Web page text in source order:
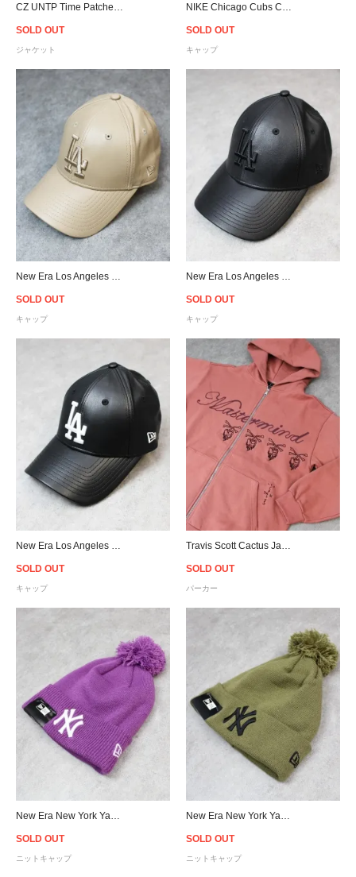
SOLD OUT
ジャケット
SOLD OUT
キャップ
SOLD OUT
キャップ
SOLD OUT
キャップ
SOLD OUT
キャップ
SOLD OUT
パーカー
SOLD OUT
ニットキャップ
SOLD OUT
ニットキャップ